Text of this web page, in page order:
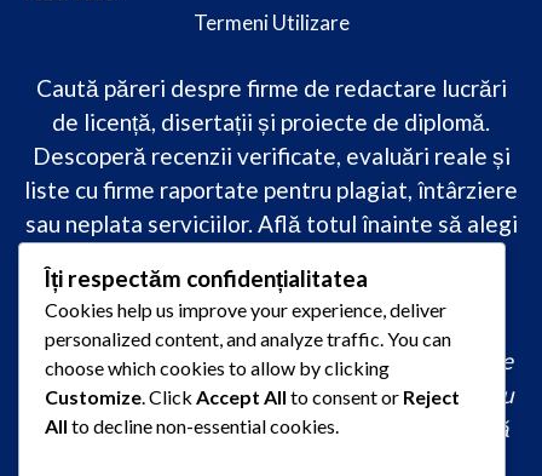
Termeni Utilizare
Caută păreri despre firme de redactare lucrări
de licență, disertații și proiecte de diplomă.
Descoperă recenzii verificate, evaluări reale și
liste cu firme raportate pentru plagiat, întârziere
sau neplata serviciilor. Află totul înainte să alegi
academicădoar pe PareriLucrareLicenta.ro.
comandă lucrare de licență originală, redactare
lucrare licență urgent, ajutor profesional pentru
licență, servicii redactare disertație ieftin, firmă
Îți respectăm confidențialitatea
Cookies help us improve your experience, deliver
personalized content, and analyze traffic. You can
choose which cookies to allow by clicking
Customize . Click Accept All to consent or Reject
All to decline non-essential cookies.